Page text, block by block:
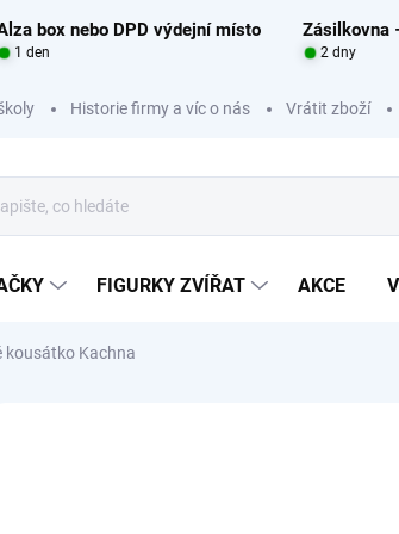
box nebo DPD výdejní místo Zásilkovna
1 den 2 dny
Historie firmy a víc o nás Vrátit zboží
FIGURKY ZVÍŘAT AKCE
kousátko Kachna